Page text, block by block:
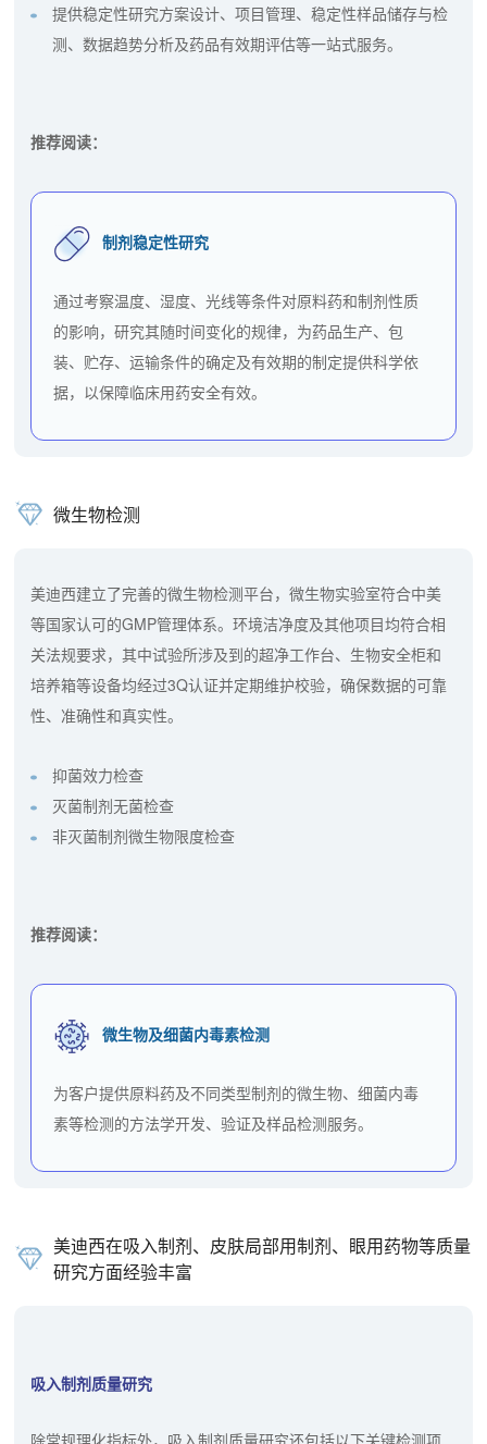
提供稳定性研究方案设计、项目管理、稳定性样品储存与检
测、数据趋势分析及药品有效期评估等一站式服务。
推荐阅读：
制剂稳定性研究
通过考察温度、湿度、光线等条件对原料药和制剂性质
的影响，研究其随时间变化的规律，为药品生产、包
装、贮存、运输条件的确定及有效期的制定提供科学依
据，以保障临床用药安全有效。
微生物检测
美迪西建立了完善的微生物检测平台，微生物实验室符合中美
等国家认可的GMP管理体系。环境洁净度及其他项目均符合相
关法规要求，其中试验所涉及到的超净工作台、生物安全柜和
培养箱等设备均经过3Q认证并定期维护校验，确保数据的可靠
性、准确性和真实性。
抑菌效力检查
灭菌制剂无菌检查
非灭菌制剂微生物限度检查
推荐阅读：
微生物及细菌内毒素检测
为客户提供原料药及不同类型制剂的微生物、细菌内毒
素等检测的方法学开发、验证及样品检测服务。
美迪西在吸入制剂、皮肤局部用制剂、眼用药物等质量
研究方面经验丰富
吸入制剂质量研究
除常规理化指标外，吸入制剂质量研究还包括以下关键检测项